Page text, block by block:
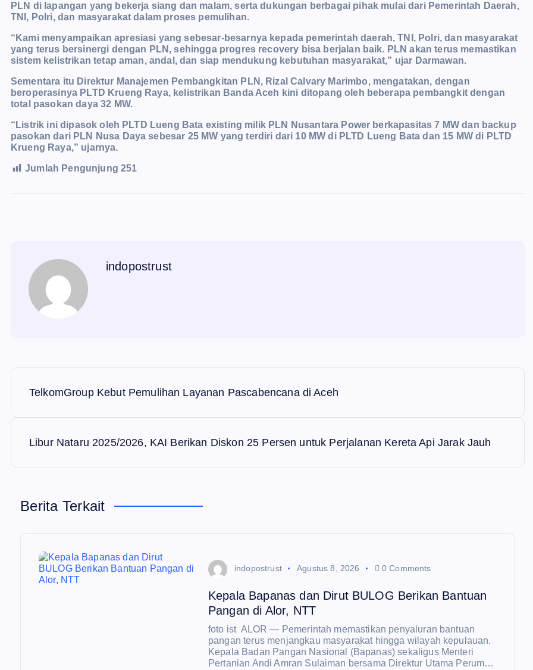
PLN di lapangan yang bekerja siang dan malam, serta dukungan berbagai pihak mulai dari Pemerintah Daerah,
TNI, Polri, dan masyarakat dalam proses pemulihan.
“Kami menyampaikan apresiasi yang sebesar-besarnya kepada pemerintah daerah, TNI, Polri, dan masyarakat
yang terus bersinergi dengan PLN, sehingga progres recovery bisa berjalan baik. PLN akan terus memastikan
sistem kelistrikan tetap aman, andal, dan siap mendukung kebutuhan masyarakat,” ujar Darmawan.
Sementara itu Direktur Manajemen Pembangkitan PLN, Rizal Calvary Marimbo, mengatakan, dengan
beroperasinya PLTD Krueng Raya, kelistrikan Banda Aceh kini ditopang oleh beberapa pembangkit dengan
total pasokan daya 32 MW.
“Listrik ini dipasok oleh PLTD Lueng Bata existing milik PLN Nusantara Power berkapasitas 7 MW dan backup
pasokan dari PLN Nusa Daya sebesar 25 MW yang terdiri dari 10 MW di PLTD Lueng Bata dan 15 MW di PLTD
Krueng Raya,” ujarnya.
Jumlah Pengunjung 251
indopostrust
N
g
TelkomGroup Kebut Pemulihan Layanan Pascabencana di Aceh
Libur Nataru 2025/2026, KAI Berikan Diskon 25 Persen untuk Perjalanan Kereta Api Jarak Jauh
Berita Terkait
indopostrust Agustus 8, 2026 0 Comments
Kepala Bapanas dan Dirut BULOG Berikan Bantuan
Pangan di Alor, NTT
foto ist ALOR — Pemerintah memastikan penyaluran bantuan
pangan terus menjangkau masyarakat hingga wilayah kepulauan.
Kepala Badan Pangan Nasional (Bapanas) sekaligus Menteri
Pertanian Andi Amran Sulaiman bersama Direktur Utama Perum…